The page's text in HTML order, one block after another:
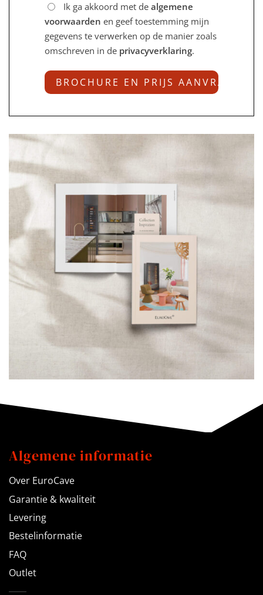
Ik ga akkoord met de algemene
voorwaarden en geef toestemming mijn
gegevens te verwerken op de manier zoals
omschreven in de privacyverklaring.
Algemene informatie
Over EuroCave
Garantie & kwaliteit
Levering
Bestelinformatie
FAQ
Outlet